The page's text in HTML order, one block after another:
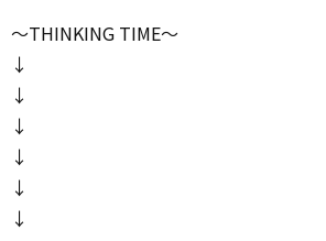
～THINKING TIME～
↓
↓
↓
↓
↓
↓